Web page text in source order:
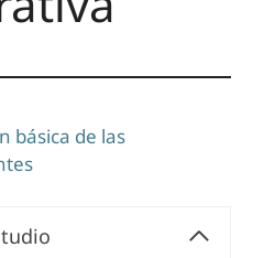
básica de las